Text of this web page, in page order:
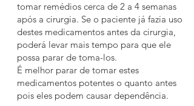
tomar remédios cerca de 2 a 4 semanas
após a cirurgia. Se o paciente já fazia uso
destes medicamentos antes da cirurgia,
poderá levar mais tempo para que ele
possa parar de toma-los.
É melhor parar de tomar estes
medicamentos potentes o quanto antes
pois eles podem causar dependência.